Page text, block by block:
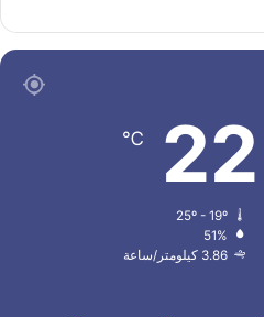
22
℃
51%
3.86 كيلومتر/ساعة